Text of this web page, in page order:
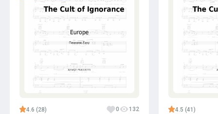
4.6 (28) 0 132 4.5 (41)